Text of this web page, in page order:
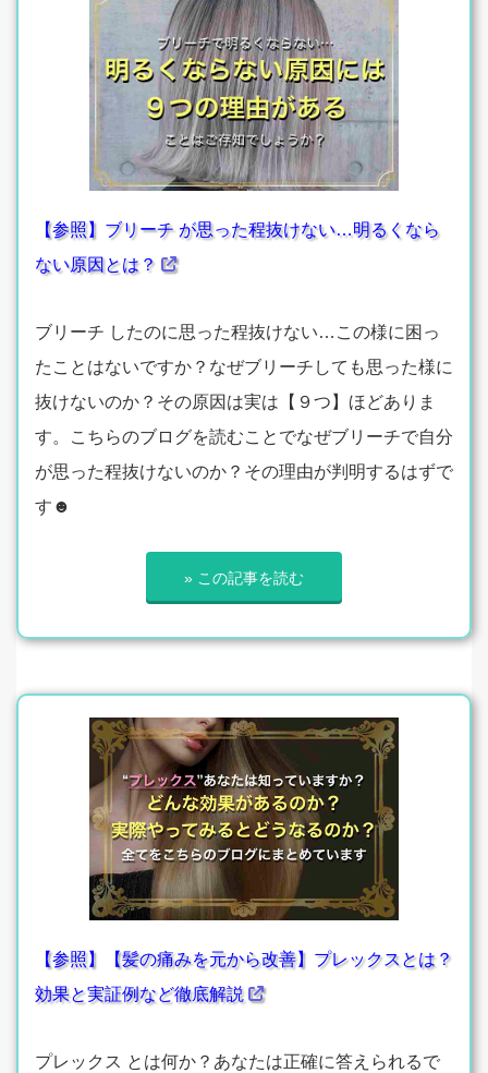
【参照】ブリーチ が思った程抜けない…明るくなら
ない原因とは？
ブリーチ したのに思った程抜けない…この様に困っ
たことはないですか？なぜブリーチしても思った様に
抜けないのか？その原因は実は【９つ】ほどありま
す。こちらのブログを読むことでなぜブリーチで自分
が思った程抜けないのか？その理由が判明するはずで
す☻
» この記事を読む
【参照】【髪の痛みを元から改善】プレックスとは？
効果と実証例など徹底解説
プレックス とは何か？あなたは正確に答えられるで